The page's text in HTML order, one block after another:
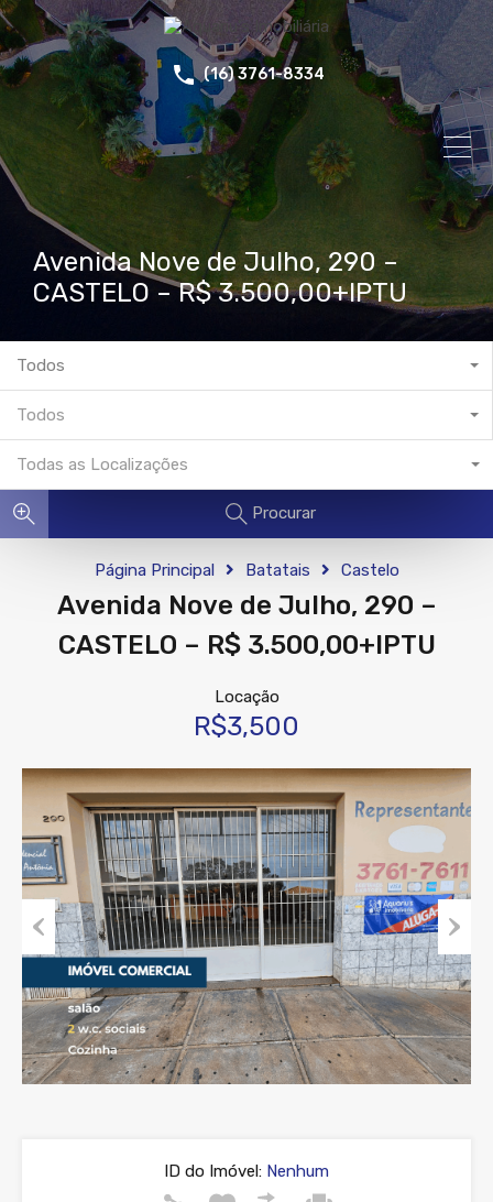
(16) 3761-8334
Avenida Nove de Julho, 290 –
CASTELO – R$ 3.500,00+IPTU
Todos
Todos
Todas as Localizações
Procurar
Página Principal Batatais Castelo
Avenida Nove de Julho, 290 –
CASTELO – R$ 3.500,00+IPTU
Locação
R$3,500
Previous Next
ID do Imóvel: Nenhum